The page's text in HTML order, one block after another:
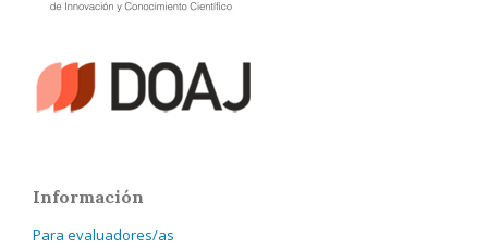
Información
Para evaluadores/as